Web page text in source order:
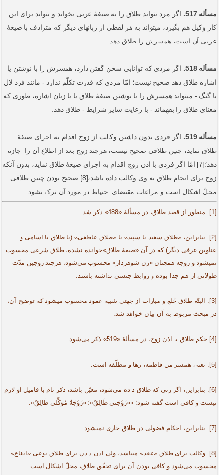
مسأله 517.
اگر مرد نتواند طلاق را به صیغۀ عربی بخواند و نتواند برای این
کار وکیل هم بگیرد، می­تواند به هر لفظی از زبان­های دیگر که مترادف با صیغۀ
عربی آن است، همسرش را طلاق دهد.
مسأله 518.
اگر مردی که توانایی سخن گفتن دارد، همسرش را با نوشتن یا
اشاره طلاق دهد صحیح نیست؛ امّا مردی که قدرت تکلّم ندارد - مانند فرد لال
یا گنگ - می­تواند همسرش را با نوشتن صیغۀ طلاق یا با زبان اشاره،­ طوری که
معنای طلاق را بفهماند - با رعایت سایر شرایط - طلاق دهد.
مسأله 519.
اگر فردی بدون داشتن وکالت از زوج اقدام به اجرای صیغۀ
طلاق نماید، چنین طلاقی صحیح نیست، هرچند زوج بعد از اطلاع آن را اجازه
دهد؛[7] امّا اگر فردی با اذن زوج اقدام به اجرای صیغۀ طلاق نماید، بدون آنکه
زوج برای انجام طلاق به وی وکالت داده باشد،[8] صحیح بودن چنین طلاقی
محلّ اشکال است و مراعات مقتضای احتیاط در مورد آن ترک نشود.
[1]. منظور از قصد طلاق، در مسألۀ «488» ذکر شد.
[2]. بنابراین، «طلاق سفید یا سپید» یا «طلاق عاطفی» (یا طلاق با اسامی و
عناوین عرفی دیگر) که در آن «صیغۀ طلاق»خوانده نشده، طلاق شرعی محسوب
نمی­شود و زوجه همچنان «زن شوهردار» محسوب می‌شود، هرچند زوجین مدّت
طولانی از هم جدا بوده و روابط جنسی نداشته باشند.
[3]. البتّه طلاق خُلع و مبارات از جهتی شبیه عقود محسوب می­شود که توضیح آن،
در مبحث مربوط به آن بیان خواهد شد.
[4] حکم طلاق با اذن زوج، در مسألۀ «519» ذکر می‌شود.
[5]. یعنی همسر من فاطمه، رها و مطلّقه است.
[6]. بنابراین، اگر زنی که طلاق داده می‌شود، معیّن باشد، ذکر نام یا فامیل او لازم
نیست و کافی است گفته شود: ««زَوْجَتی طَالِقٌ»؛ «زَوْجَةُ مُوَکِّلی طَالِقٌ».
[7]. بنابراین، احکام فضولی در طلاق جاری نمی­شود.
[8]. وکالت برای طلاق «عقد» می­باشد، ولی اذن دادن برای طلاق نوعی «ایقاع»
محسوب می‌شود و کافی بودن آن برای تحقّق طلاق، محلّ اشکال است.